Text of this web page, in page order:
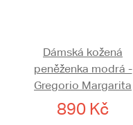
Dámská kožená
peněženka modrá -
Gregorio Margarita
890 Kč